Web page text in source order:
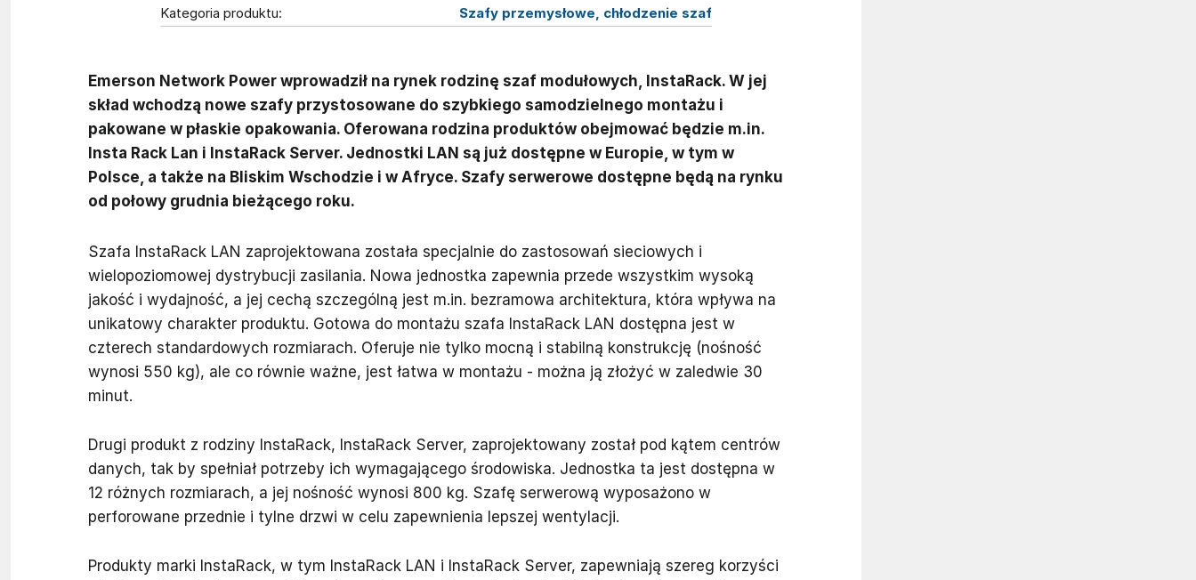
Kategoria produktu: Szafy przemysłowe, chłodzenie szaf
Emerson Network Power wprowadził na rynek rodzinę szaf modułowych, InstaRack. W jej
skład wchodzą nowe szafy przystosowane do szybkiego samodzielnego montażu i
pakowane w płaskie opakowania. Oferowana rodzina produktów obejmować będzie m.in.
Insta Rack Lan i InstaRack Server. Jednostki LAN są już dostępne w Europie, w tym w
Polsce, a także na Bliskim Wschodzie i w Afryce. Szafy serwerowe dostępne będą na rynku
od połowy grudnia bieżącego roku.
Szafa InstaRack LAN zaprojektowana została specjalnie do zastosowań sieciowych i
wielopoziomowej dystrybucji zasilania. Nowa jednostka zapewnia przede wszystkim wysoką
jakość i wydajność, a jej cechą szczególną jest m.in. bezramowa architektura, która wpływa na
unikatowy charakter produktu. Gotowa do montażu szafa InstaRack LAN dostępna jest w
czterech standardowych rozmiarach. Oferuje nie tylko mocną i stabilną konstrukcję (nośność
wynosi 550 kg), ale co równie ważne, jest łatwa w montażu - można ją złożyć w zaledwie 30
minut.
Drugi produkt z rodziny InstaRack, InstaRack Server, zaprojektowany został pod kątem centrów
danych, tak by spełniał potrzeby ich wymagającego środowiska. Jednostka ta jest dostępna w
12 różnych rozmiarach, a jej nośność wynosi 800 kg. Szafę serwerową wyposażono w
perforowane przednie i tylne drzwi w celu zapewnienia lepszej wentylacji.
Produkty marki InstaRack, w tym InstaRack LAN i InstaRack Server, zapewniają szereg korzyści